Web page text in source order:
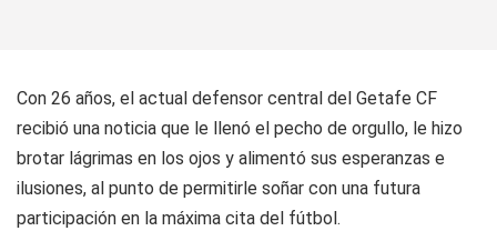
Con 26 años, el actual defensor central del Getafe CF
recibió una noticia que le llenó el pecho de orgullo, le hizo
brotar lágrimas en los ojos y alimentó sus esperanzas e
ilusiones, al punto de permitirle soñar con una futura
participación en la máxima cita del fútbol.